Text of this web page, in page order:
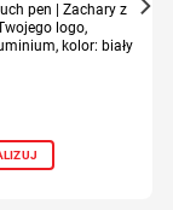
pen | Zachary z
logo,
kolor: biały